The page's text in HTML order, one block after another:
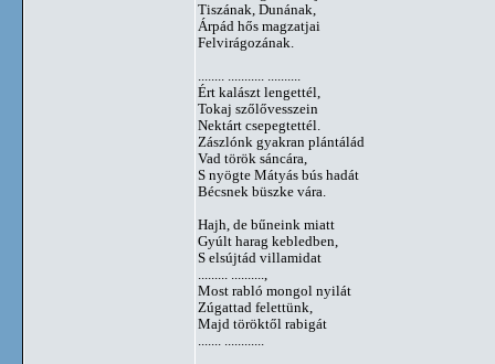
Tiszának, Dunának,
Árpád hős magzatjai
Felvirágozának.
Ért kalászt lengettél,
Tokaj szőlővesszein
Nektárt csepegtettél.
Zászlónk gyakran plántálád
Vad török sáncára,
S nyögte Mátyás bús hadát
Bécsnek büszke vára.
Hajh, de bűneink miatt
Gyúlt harag kebledben,
S elsújtád villamidat
Most rabló mongol nyilát
Zúgattad felettünk,
Majd töröktől rabigát